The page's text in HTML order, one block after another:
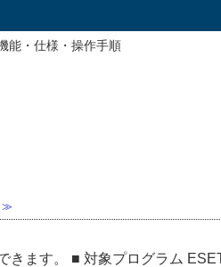
能・仕様・操作手順
≫
ます。 ■ 対象プログラム